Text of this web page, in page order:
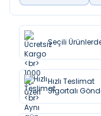
Seçili
Hızlı Teslimat
Sigortalı